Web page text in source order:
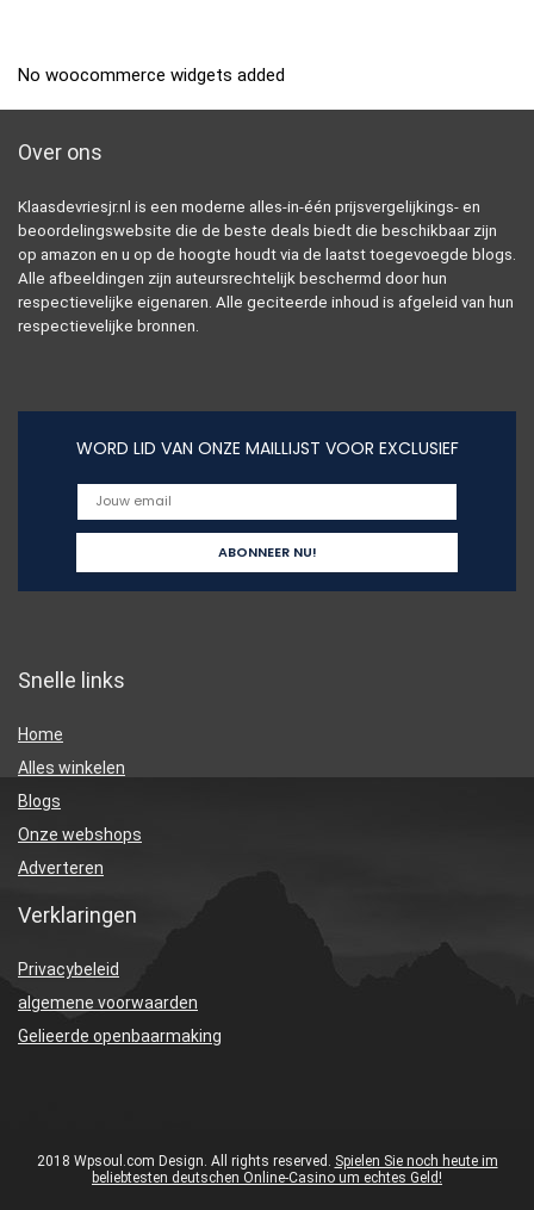
No woocommerce widgets added
Over ons
Klaasdevriesjr.nl is een moderne alles-in-één prijsvergelijkings- en
beoordelingswebsite die de beste deals biedt die beschikbaar zijn
op amazon en u op de hoogte houdt via de laatst toegevoegde blogs.
Alle afbeeldingen zijn auteursrechtelijk beschermd door hun
respectievelijke eigenaren. Alle geciteerde inhoud is afgeleid van hun
respectievelijke bronnen.
WORD LID VAN ONZE MAILLIJST VOOR EXCLUSIEF
Snelle links
Home
Alles winkelen
Blogs
Onze webshops
Adverteren
Verklaringen
Privacybeleid
algemene voorwaarden
Gelieerde openbaarmaking
2018 Wpsoul.com Design. All rights reserved.
Spielen Sie noch heute im
beliebtesten deutschen Online-Casino um echtes Geld!